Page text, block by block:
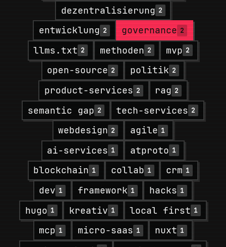
dezentralisierung 2
entwicklung 2 governance 2
llms.txt 2 methoden 2 mvp 2
open-source 2 politik 2
product-services 2 rag 2
semantic gap 2 tech-services 2
webdesign 2 agile 1
ai-services 1 atproto 1
blockchain 1 collab 1 crm 1
dev 1 framework 1 hacks 1
hugo 1 kreativ 1 local first 1
mcp 1 micro-saas 1 nuxt 1